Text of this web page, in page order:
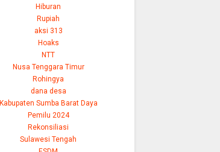
Hiburan
Rupiah
aksi 313
Hoaks
NTT
Nusa Tenggara Timur
Rohingya
dana desa
Kabupaten Sumba Barat Daya
Pemilu 2024
Rekonsiliasi
Sulawesi Tengah